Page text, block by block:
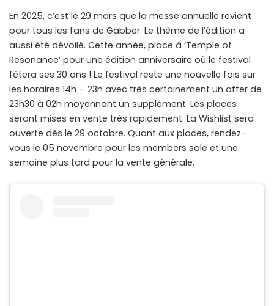
En 2025, c’est le 29 mars que la messe annuelle revient
pour tous les fans de Gabber. Le thème de l’édition a
aussi été dévoilé. Cette année, place à ‘Temple of
Resonance’ pour une édition anniversaire où le festival
fêtera ses 30 ans ! Le festival reste une nouvelle fois sur
les horaires 14h – 23h avec très certainement un after de
23h30 à 02h moyennant un supplément. Les places
seront mises en vente très rapidement. La Wishlist sera
ouverte dès le 29 octobre. Quant aux places, rendez-
vous le 05 novembre pour les members sale et une
semaine plus tard pour la vente générale.